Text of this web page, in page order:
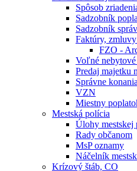
Spôsob
Sadzobník
Sadzobník
Faktúry,
FZO -
Voľné
Predaj majetku
Správne
VZN
Miestny
Mestská polícia
Úlohy mestskej
Rady občanom
MsP oznamy
Náčelník
Krízový štáb, CO